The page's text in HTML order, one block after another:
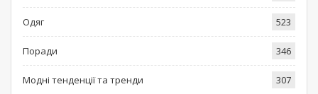
Одяг 523
Поради 346
Модні тенденції та тренди 307